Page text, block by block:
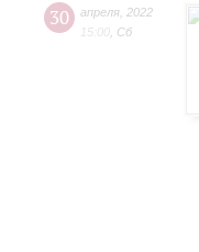
30 апреля 2022
15:00 Сб